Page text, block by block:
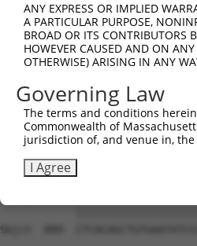
ANY EXPRESS OR IMPLIED
A PARTICULAR PURPOSE,
BROAD OR ITS CONTRIBUTORS
HOWEVER CAUSED AND ON
OTHERWISE) ARISING IN ANY
Governing Law
The terms and conditions
Commonwealth of
jurisdiction of, and venue in,
I Agree